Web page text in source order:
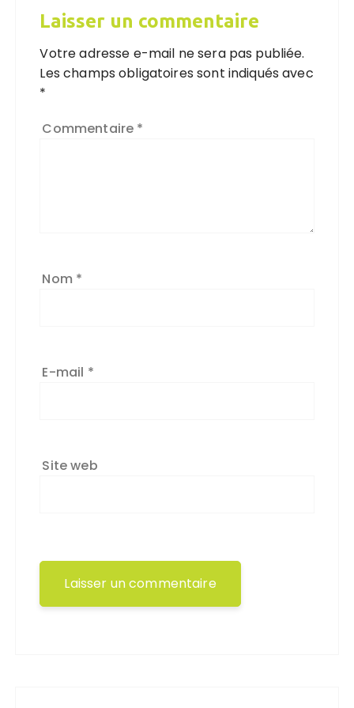
Laisser un commentaire
Votre adresse e-mail ne sera pas publiée.
Les champs obligatoires sont indiqués avec
*
Commentaire *
Nom *
E-mail *
Site web